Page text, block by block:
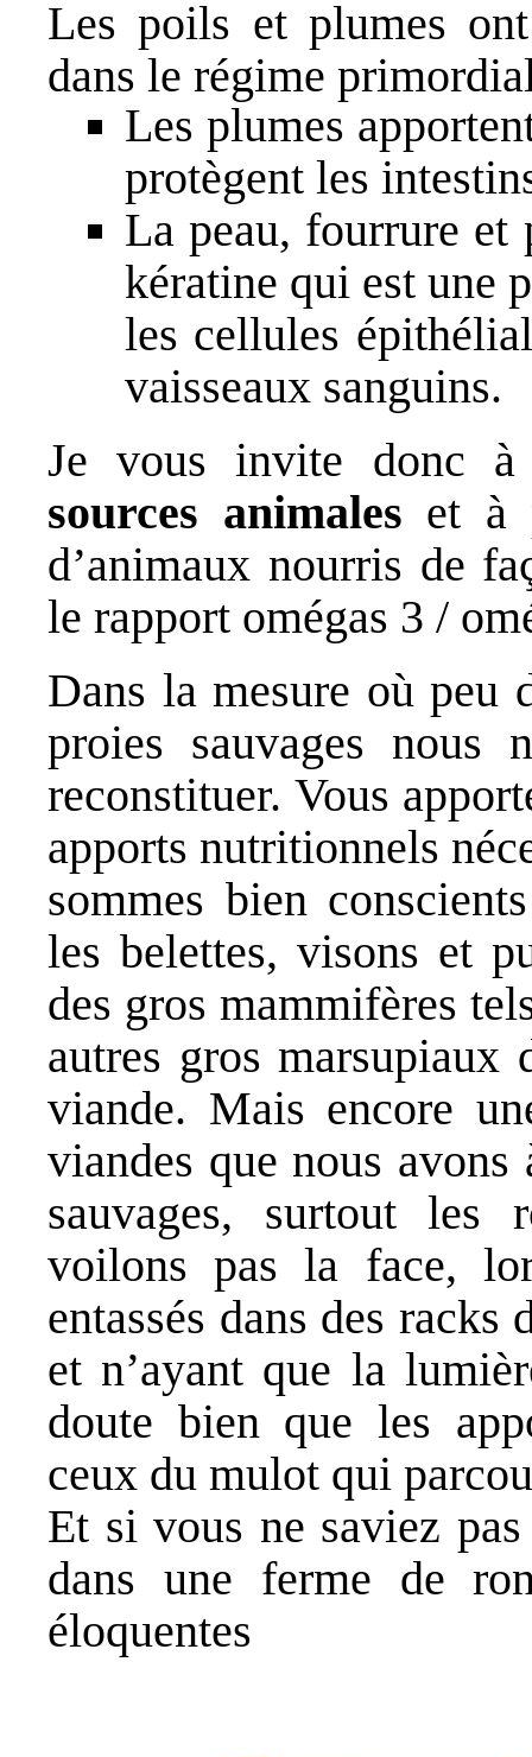
Les poils et plumes
dans le régime
Les plumes
protègent les
La peau, fourrure et
kératine qui est une
les cellules
vaisseaux sanguins.
Je vous invite donc
sources animales et à
d’animaux nourris de
le rapport omégas 3 /
Dans la mesure où peu
proies sauvages nous
reconstituer. Vous
apports nutritionnels
sommes bien
les belettes, visons et
des gros mammifères
autres gros marsupiaux
viande. Mais encore
viandes que nous
sauvages, surtout les
voilons pas la face,
entassés dans des racks
et n’ayant que la
doute bien que les
ceux du mulot qui
Et si vous ne saviez
dans une ferme de
éloquentes